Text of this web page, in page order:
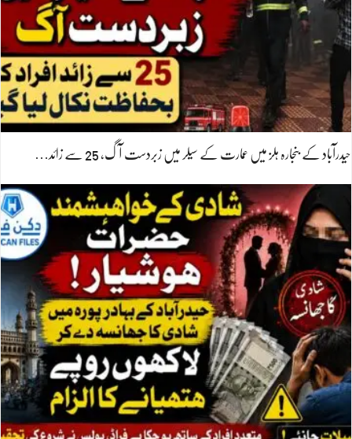
حیدرآباد کے بنجارہ ہلز میں عمارت کے سیلر میں زبردست آگ، 25 سے زائد…